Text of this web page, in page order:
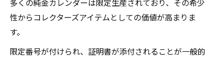
多くの純金カレンダーは限定生産されており、その希少
性からコレクターズアイテムとしての価値が高まりま
す。
限定番号が付けられ、証明書が添付されることが一般的